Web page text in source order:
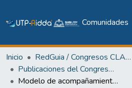
Comunidades
Inicio
RedGuia / Congresos CLABES
Publicaciones del Congreso Internacional CLABES
Modelo de acompañamiento con metodología de pares para contribuir a la retención de estudiantes de Ingeniería de Ejecución en Electricidad de la Universidad de Bío-Bío